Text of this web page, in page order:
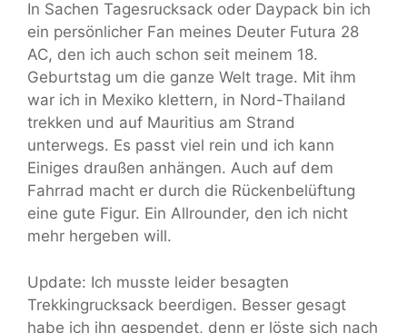
In Sachen Tagesrucksack oder Daypack bin ich
ein persönlicher Fan meines Deuter Futura 28
AC, den ich auch schon seit meinem 18.
Geburtstag um die ganze Welt trage. Mit ihm
war ich in Mexiko klettern, in Nord-Thailand
trekken und auf Mauritius am Strand
unterwegs. Es passt viel rein und ich kann
Einiges draußen anhängen. Auch auf dem
Fahrrad macht er durch die Rückenbelüftung
eine gute Figur. Ein Allrounder, den ich nicht
mehr hergeben will.
Update: Ich musste leider besagten
Trekkingrucksack beerdigen. Besser gesagt
habe ich ihn gespendet, denn er löste sich nach